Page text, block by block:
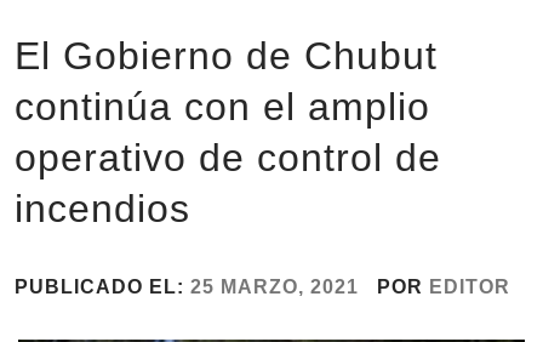
El Gobierno de Chubut
continúa con el amplio
operativo de control de
incendios
PUBLICADO EL: 25 MARZO, 2021 POR EDITOR